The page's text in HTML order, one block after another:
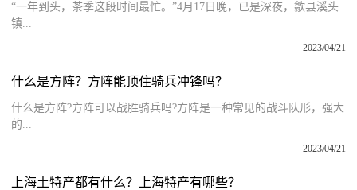
“一年到头，茶季这段时间最忙。”4月17日晚，已是深夜，歙县溪头
镇...
2023/04/21
什么是方阵？方阵能顶住骑兵冲锋吗？
什么是方阵?方阵可以战胜骑兵吗?方阵是一种常见的战斗队形，强大
的...
2023/04/21
上海土特产都有什么？上海特产有哪些？